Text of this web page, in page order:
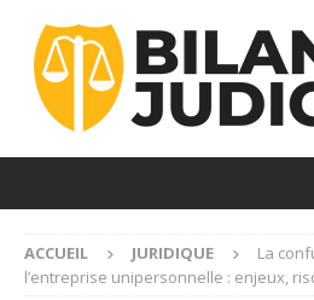
ACCUEIL JURIDIQUE
La
l’entreprise unipersonnelle : enjeux,